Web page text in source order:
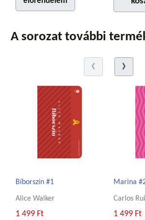
A sorozat további
Bíborszín #1
Alice Walker
1 499 Ft
Marina
Carlos
1 499 Ft